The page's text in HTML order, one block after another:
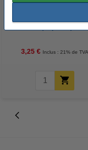
3,25 € Inclus : 21% de TVA